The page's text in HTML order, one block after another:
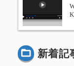
新着記